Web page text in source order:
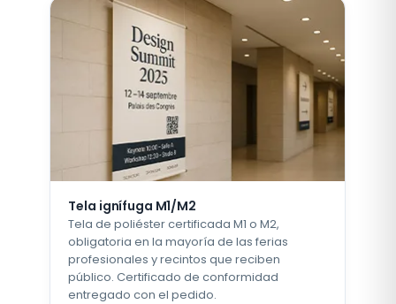
Tela ignífuga M1/M2
Tela de poliéster certificada M1 o M2,
obligatoria en la mayoría de las ferias
profesionales y recintos que reciben
público. Certificado de conformidad
entregado con el pedido.